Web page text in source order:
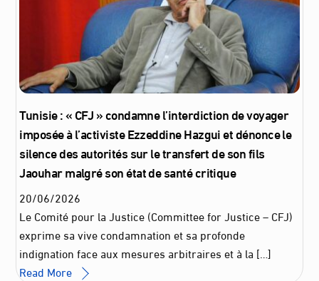
Tunisie : « CFJ » condamne l’interdiction de voyager
imposée à l’activiste Ezzeddine Hazgui et dénonce le
silence des autorités sur le transfert de son fils
Jaouhar malgré son état de santé critique
20/06/2026
Le Comité pour la Justice (Committee for Justice – CFJ)
exprime sa vive condamnation et sa profonde
indignation face aux mesures arbitraires et à la […]
Read More